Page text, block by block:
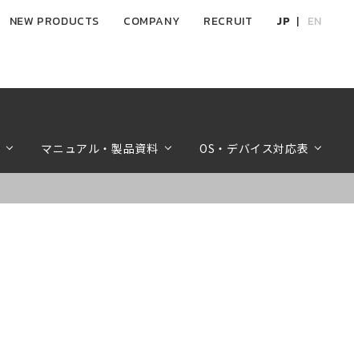
NEW PRODUCTS COMPANY RECRUIT JP EN
マニュアル・製品資料 OS・デバイス対応表